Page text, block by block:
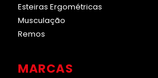
Esteiras Ergométricas
Musculação
Remos
MARCAS